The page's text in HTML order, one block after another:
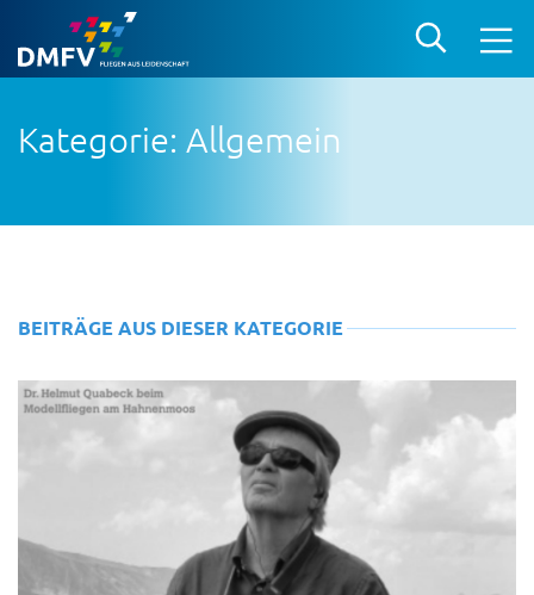
Kategorie: Allgemein
BEITRÄGE AUS DIESER KATEGORIE